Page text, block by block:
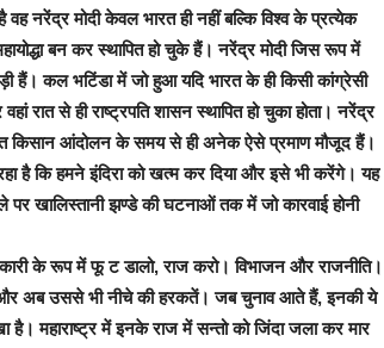
वह नरेंद्र मोदी केवल भारत ही नहीं बल्कि विश्व के प्रत्येक
बन कर स्थापित हो चुके हैं। नरेंद्र मोदी जिस रूप में
हैं। कल भटिंडा में जो हुआ यदि भारत के ही किसी कांग्रेसी
रात से ही राष्ट्रपति शासन स्थापित हो चुका होता। नरेंद्र
किसान आंदोलन के समय से ही अनेक ऐसे प्रमाण मौजूद हैं।
है कि हमने इंदिरा को खत्म कर दिया और इसे भी करेंगे। यह
खालिस्तानी झण्डे की घटनाओं तक में जो कारवाई होनी
के रूप में फू ट डालो, राज करो। विभाजन और राजनीति।
और अब उससे भी नीचे की हरकतें। जब चुनाव आते हैं, इनकी ये
महाराष्ट्र में इनके राज में सन्तो को जिंदा जला कर मार